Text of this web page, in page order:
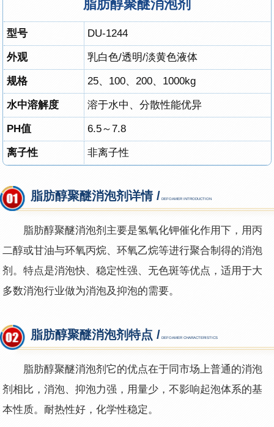
脂肪醇聚醚消泡剂
型号 DU-1244
外观 乳白色/透明/淡黄色液体
规格 25、100、200、1000kg
水中溶解度 溶于水中、分散性能优异
PH值 6.5～7.8
离子性 非离子性
脂肪醇聚醚消泡剂详情 / DEFOAMER INTRODUCTION
脂肪醇聚醚消泡剂主要是氢氧化钾催化作用下，用丙
二醇或甘油与环氧丙烷、环氧乙烷等进行聚合制得的消泡
剂。特点是消泡快、稳定性强、无色斑等优点，适用于大
多数消泡行业做为消泡及抑泡的需要。
脂肪醇聚醚消泡剂特点 / DEFOAMER CHARACTERISTICS
脂肪醇聚醚消泡剂它的优点在于同市场上普通的消泡
剂相比，消泡、抑泡力强，用量少，不影响起泡体系的基
本性质。耐热性好，化学性稳定。